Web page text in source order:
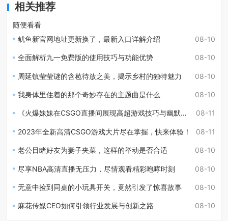
相关推荐
随便看看
08-10
鱿鱼新官网地址更新换了，最新入口详解介绍
08-10
全面解析九一免费版的使用技巧与功能优势
08-10
周延镇莹莹谜的含苞待放之美，揭示乡村的独特魅力
08-10
我身体里住着的那个奇妙存在的主题曲是什么
08-11
《火爆妹妹在CSGO直播间展现高超游戏技巧与幽默风采》
08-11
2023年全新高清CSGO游戏大片尽在掌握，快来体验！
08-10
老公目睹好友为妻子夹菜，这样的举动是否合适
08-10
尽享NBA高清直播无压力，尽情观看精彩咆哮时刻
08-10
无意中捡到同桌的小玩具开关，竟然引发了惊喜故事
08-10
麻花传媒CEO如何引领行业发展与创新之路